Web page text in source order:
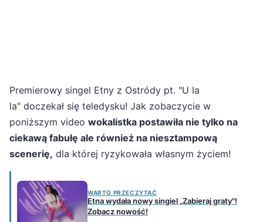
Premierowy singel Etny z Ostródy pt. "U la
la" doczekał się teledysku! Jak zobaczycie w
poniższym video wokalistka postawiła nie tylko na
ciekawą fabułę ale również na niesztampową
scenerię, dla której ryzykowała własnym życiem!
WARTO PRZECZYTAĆ
Etna wydała nowy singiel „Zabieraj graty"!
Zobacz nowość!